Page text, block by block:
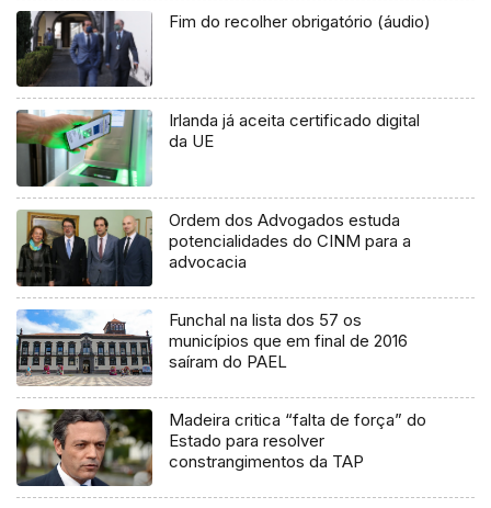
Fim do recolher obrigatório (áudio)
Irlanda já aceita certificado digital
da UE
Ordem dos Advogados estuda
potencialidades do CINM para a
advocacia
Funchal na lista dos 57 os
municípios que em final de 2016
saíram do PAEL
Madeira critica “falta de força” do
Estado para resolver
constrangimentos da TAP